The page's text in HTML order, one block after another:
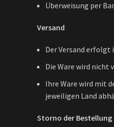
Überweisung per
Versand
Der Versand erfolgt
Die Ware wird nicht
Ihre Ware wird mit
jeweiligen Land
Storno der Bestellung